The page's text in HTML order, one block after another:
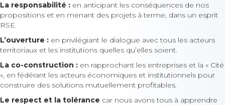
La responsabilité : en anticipant les conséquences de nos
propositions et en menant des projets à terme, dans un esprit
RSE.
L’ouverture : en privilégiant le dialogue avec tous les acteurs
territoriaux et les institutions quelles qu’elles soient.
La co-construction : en rapprochant les entreprises et la « Cité
», en fédérant les acteurs économiques et institutionnels pour
construire des solutions mutuellement profitables.
Le respect et la tolérance car nous avons tous à apprendre